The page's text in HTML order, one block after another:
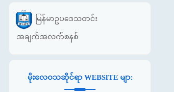
မြန်မာဥပဒေသတင်း
အချက်အလက်စနစ်
မိုးလေဝသဆိုင်ရာ WEBSITE မျာ: